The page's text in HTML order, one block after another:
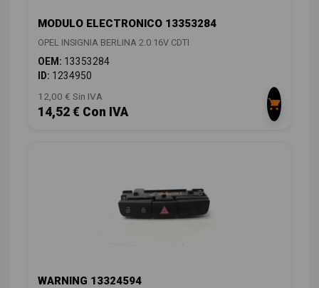
MODULO ELECTRONICO 13353284
OPEL INSIGNIA BERLINA 2.0 16V CDTI
OEM: 13353284
ID: 1234950
12,00 € Sin IVA
14,52 € Con IVA
WARNING 13324594